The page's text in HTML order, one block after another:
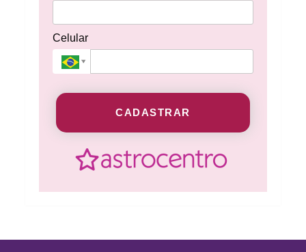
Celular
CADASTRAR